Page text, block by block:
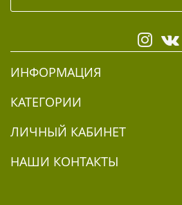
ИНФОРМАЦИЯ
КАТЕГОРИИ
ЛИЧНЫЙ КАБИНЕТ
НАШИ КОНТАКТЫ